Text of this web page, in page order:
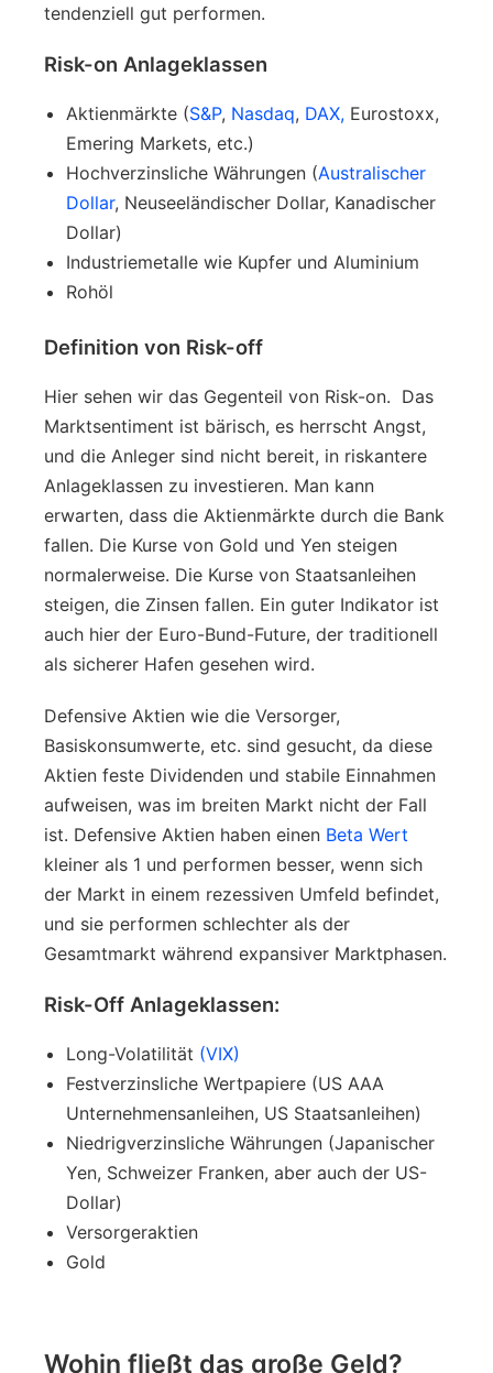
tendenziell gut performen.
Risk-on Anlageklassen
Aktienmärkte (S&P, Nasdaq, DAX, Eurostoxx,
Emering Markets, etc.)
Hochverzinsliche Währungen (Australischer
Dollar, Neuseeländischer Dollar, Kanadischer
Dollar)
Industriemetalle wie Kupfer und Aluminium
Rohöl
Definition von Risk-off
Hier sehen wir das Gegenteil von Risk-on. Das
Marktsentiment ist bärisch, es herrscht Angst,
und die Anleger sind nicht bereit, in riskantere
Anlageklassen zu investieren. Man kann
erwarten, dass die Aktienmärkte durch die Bank
fallen. Die Kurse von Gold und Yen steigen
normalerweise. Die Kurse von Staatsanleihen
steigen, die Zinsen fallen. Ein guter Indikator ist
auch hier der Euro-Bund-Future, der traditionell
als sicherer Hafen gesehen wird.
Defensive Aktien wie die Versorger,
Basiskonsumwerte, etc. sind gesucht, da diese
Aktien feste Dividenden und stabile Einnahmen
aufweisen, was im breiten Markt nicht der Fall
ist. Defensive Aktien haben einen Beta Wert
kleiner als 1 und performen besser, wenn sich
der Markt in einem rezessiven Umfeld befindet,
und sie performen schlechter als der
Gesamtmarkt während expansiver Marktphasen.
Risk-Off Anlageklassen:
Long-Volatilität (VIX)
Festverzinsliche Wertpapiere (US AAA
Unternehmensanleihen, US Staatsanleihen)
Niedrigverzinsliche Währungen (Japanischer
Yen, Schweizer Franken, aber auch der US-
Dollar)
Versorgeraktien
Gold
Wohin fließt das große Geld?